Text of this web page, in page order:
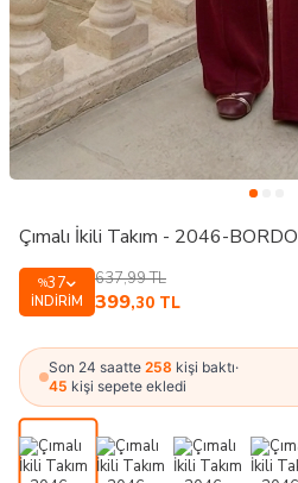
Çımalı İkili Takım - 2046-BORDO
%37
İNDIRIM
637,99TL
399,30 TL
Son 24 saatte 258 kişi baktı·
45 kişi sepete ekledi